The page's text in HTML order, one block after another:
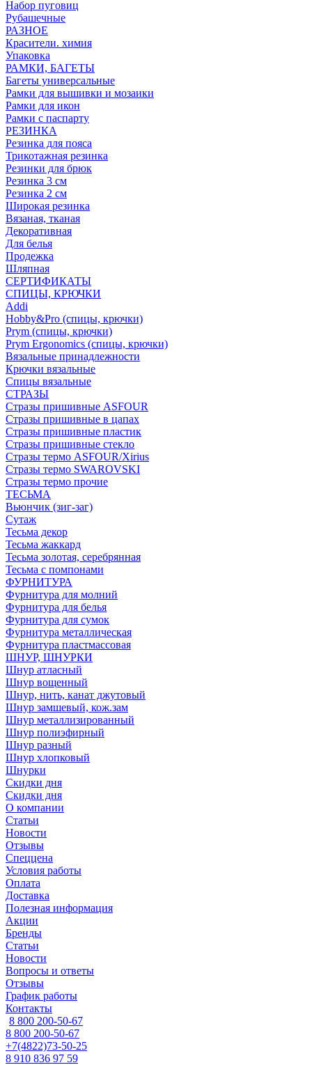
Набор пуговиц
Рубашечные
РАЗНОЕ
Красители. химия
Упаковка
РАМКИ, БАГЕТЫ
Багеты универсальные
Рамки для вышивки и мозаики
Рамки для икон
Рамки с паспарту
РЕЗИНКА
Резинка для пояса
Трикотажная резинка
Резинки для брюк
Резинка 3 см
Резинка 2 см
Широкая резинка
Вязаная, тканая
Декоративная
Для белья
Продежка
Шляпная
СЕРТИФИКАТЫ
СПИЦЫ, КРЮЧКИ
Addi
Hobby&Pro (спицы, крючки)
Prym (спицы, крючки)
Prym Ergonomics (спицы, крючки)
Вязальные принадлежности
Крючки вязальные
Спицы вязальные
СТРАЗЫ
Стразы пришивные ASFOUR
Стразы пришивные в цапах
Стразы пришивные пластик
Стразы пришивные стекло
Стразы термо ASFOUR/Xirius
Стразы термо SWAROVSKI
Стразы термо прочие
ТЕСЬМА
Вьюнчик (зиг-заг)
Сутаж
Тесьма декор
Тесьма жаккард
Тесьма золотая, серебрянная
Тесьма с помпонами
ФУРНИТУРА
Фурнитура для молний
Фурнитура для белья
Фурнитура для сумок
Фурнитура металлическая
Фурнитура пластмассовая
ШНУР, ШНУРКИ
Шнур атласный
Шнур вощенный
Шнур, нить, канат джутовый
Шнур замшевый, кож.зам
Шнур металлизированный
Шнур полиэфирный
Шнур разный
Шнур хлопковый
Шнурки
Скидки дня
Скидки дня
О компании
Статьи
Новости
Отзывы
Спеццена
Условия работы
Оплата
Доставка
Полезная информация
Акции
Бренды
Статьи
Новости
Вопросы и ответы
Отзывы
График работы
Контакты
8 800 200-50-67
8 800 200-50-67
+7(4822)73-50-25
8 910 836 97 59